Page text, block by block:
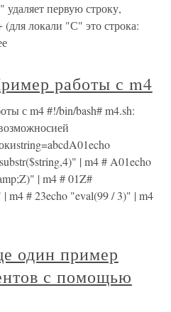
первую строку,
локали "С" это строка:
работы с m4
с m4 #!/bin/bash# m4.sh:
| m4 # A01echo
| m4 # 01Z#
m4 # 23echo "eval(99 / 3)" | m4
один пример
с помощью